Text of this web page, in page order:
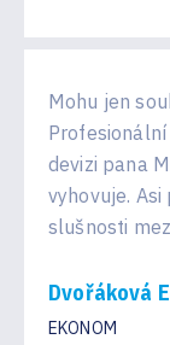
Mohu jen
devizi pana
vyhovuje.
slušnosti
Dvořáková
EKONOM